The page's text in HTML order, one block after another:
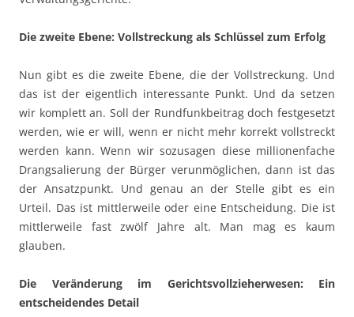
Die zweite Ebene: Vollstreckung als Schlüssel zum Erfolg
Nun gibt es die zweite Ebene, die der Vollstreckung. Und
das ist der eigentlich interessante Punkt. Und da setzen
wir komplett an. Soll der Rundfunkbeitrag doch festgesetzt
werden, wie er will, wenn er nicht mehr korrekt vollstreckt
werden kann. Wenn wir sozusagen diese millionenfache
Drangsalierung der Bürger verunmöglichen, dann ist das
der Ansatzpunkt. Und genau an der Stelle gibt es ein
Urteil. Das ist mittlerweile oder eine Entscheidung. Die ist
mittlerweile fast zwölf Jahre alt. Man mag es kaum
glauben.
Die Veränderung im Gerichtsvollzieherwesen: Ein
entscheidendes Detail